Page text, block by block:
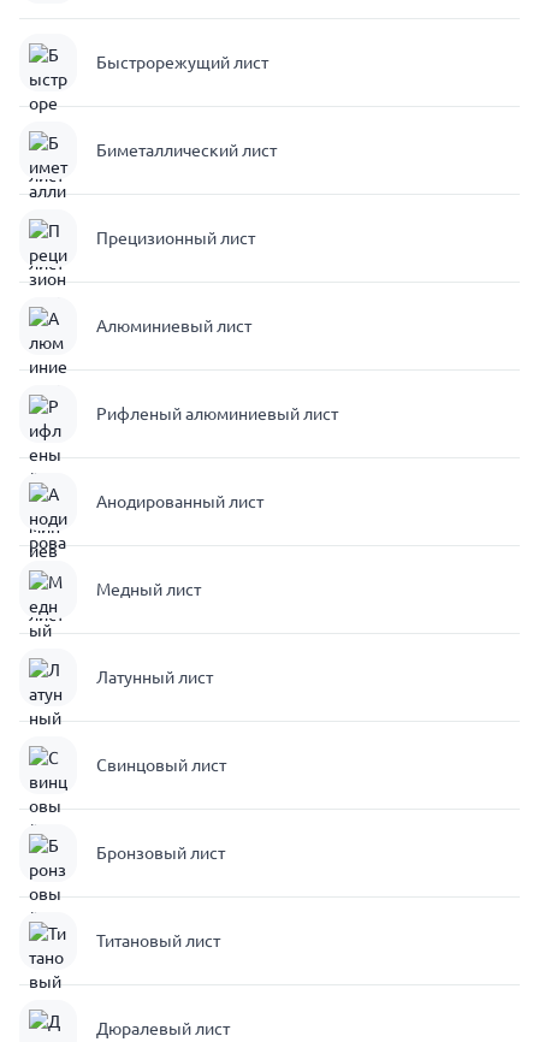
Быстрорежущий лист
Биметаллический лист
Прецизионный лист
Алюминиевый лист
Рифленый алюминиевый лист
Анодированный лист
Медный лист
Латунный лист
Свинцовый лист
Бронзовый лист
Титановый лист
Дюралевый лист